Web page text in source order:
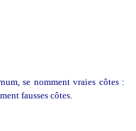
se nomment vraies côtes :
fausses côtes.